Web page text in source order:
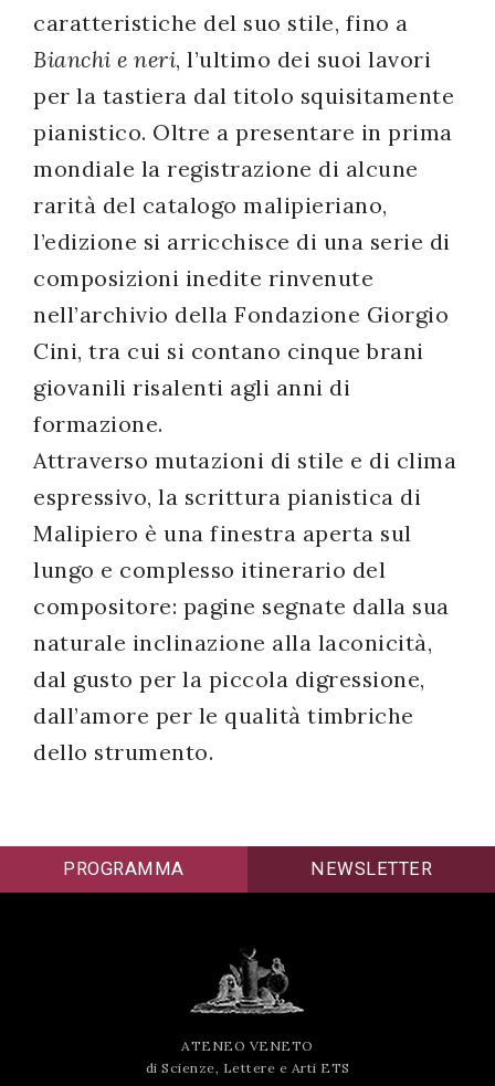
caratteristiche del suo stile, fino a
Bianchi e neri, l’ultimo dei suoi lavori
per la tastiera dal titolo squisitamente
pianistico. Oltre a presentare in prima
mondiale la registrazione di alcune
rarità del catalogo malipieriano,
l’edizione si arricchisce di una serie di
composizioni inedite rinvenute
nell’archivio della Fondazione Giorgio
Cini, tra cui si contano cinque brani
giovanili risalenti agli anni di
formazione.
Attraverso mutazioni di stile e di clima
espressivo, la scrittura pianistica di
Malipiero è una finestra aperta sul
lungo e complesso itinerario del
compositore: pagine segnate dalla sua
naturale inclinazione alla laconicità,
dal gusto per la piccola digressione,
dall’amore per le qualità timbriche
dello strumento.
PROGRAMMA NEWSLETTER
ATENEO VENETO
di Scienze, Lettere e Arti ETS